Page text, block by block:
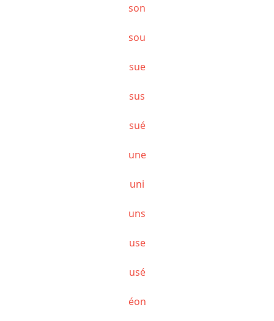
son
sou
sue
sus
sué
une
uni
uns
use
usé
éon